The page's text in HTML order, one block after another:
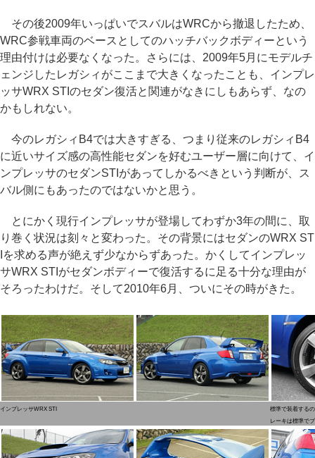
その後2009年いっぱいでスバルはWRCから撤退したため、
WRC参戦車両のベースとしてのハッチバックボディーという
理由付けは必要なくなった。さらには、2009年5月にモデルチ
ェンジしたレガシィがここまで大きくなったことも、インプレ
ッサWRX STIのセダン復活と関連がなきにしもあらず、なの
かもしれない。
今のレガシィB4では大きすぎる、つまり従来のレガシィB4
に近いサイズ感の高性能セダンを好むユーザー層に向けて、イ
ンプレッサのセダンSTIがあってしかるべきという判断が、ス
バル側にもあったのではないかと思う。
とにかく現行インプレッサが登場してわずか3年の間に、取
り巻く状況は刻々と変わった。その背景にはセダンのWRX ST
Iを求める声が絶えず少なからずあった。かくしてインプレッ
サWRX STIがセダンボディーで復活するに足る十分な理由が
そろったわけだ。そして2010年6月、ついにその時がきた。
インプレッサWRX STI
標準で装着する
レーキは標準で